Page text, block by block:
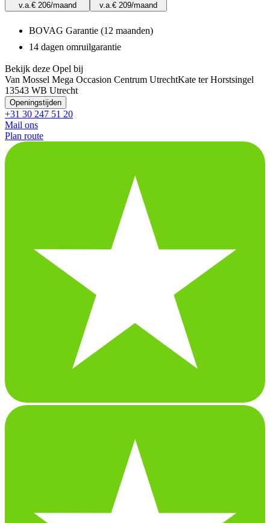
v.a.€ 206/maand
v.a.€ 209/maand
BOVAG Garantie (12 maanden)
14 dagen omruilgarantie
Bekijk deze Opel bij
Van Mossel Mega Occasion Centrum UtrechtKate ter Horstsingel
13543 WB Utrecht
Openingstijden
+31 30 247 51 20
Mail ons
Plan route